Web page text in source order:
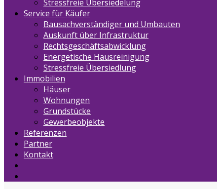
Stressfreie Übersiedelung
Service für Käufer
Bausachverständiger und Umbauten
Auskunft über Infrastruktur
Rechtsgeschäftsabwicklung
Energetische Hausreinigung
Stressfreie Übersiedlung
Immobilien
Häuser
Wohnungen
Grundstücke
Gewerbeobjekte
Referenzen
Partner
Kontakt